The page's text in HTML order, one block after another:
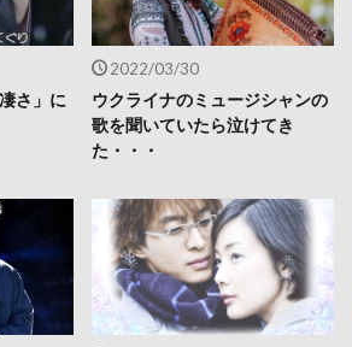
さ」に
2022/03/30
ウクライナのミュージシャンの
歌を聞いていたら泣けてき
た・・・